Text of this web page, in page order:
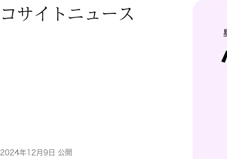
コサイトニュース
2024年12月9日 公開